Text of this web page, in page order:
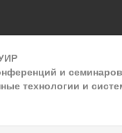
и семинаров
технологии и